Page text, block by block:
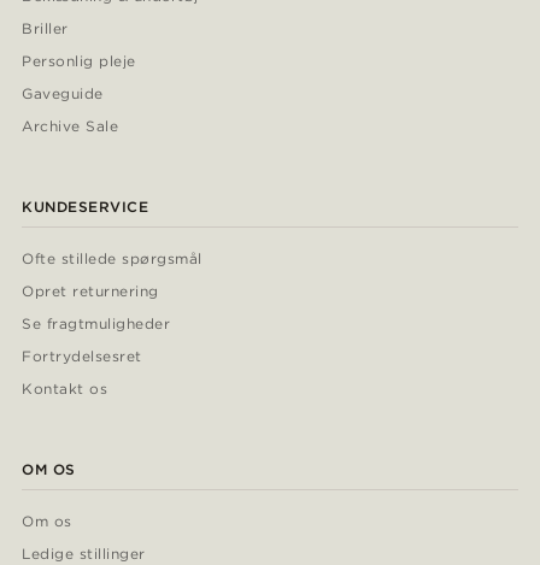
Briller
Personlig pleje
Gaveguide
Archive Sale
KUNDESERVICE
Ofte stillede spørgsmål
Opret returnering
Se fragtmuligheder
Fortrydelsesret
Kontakt os
OM OS
Om os
Ledige stillinger